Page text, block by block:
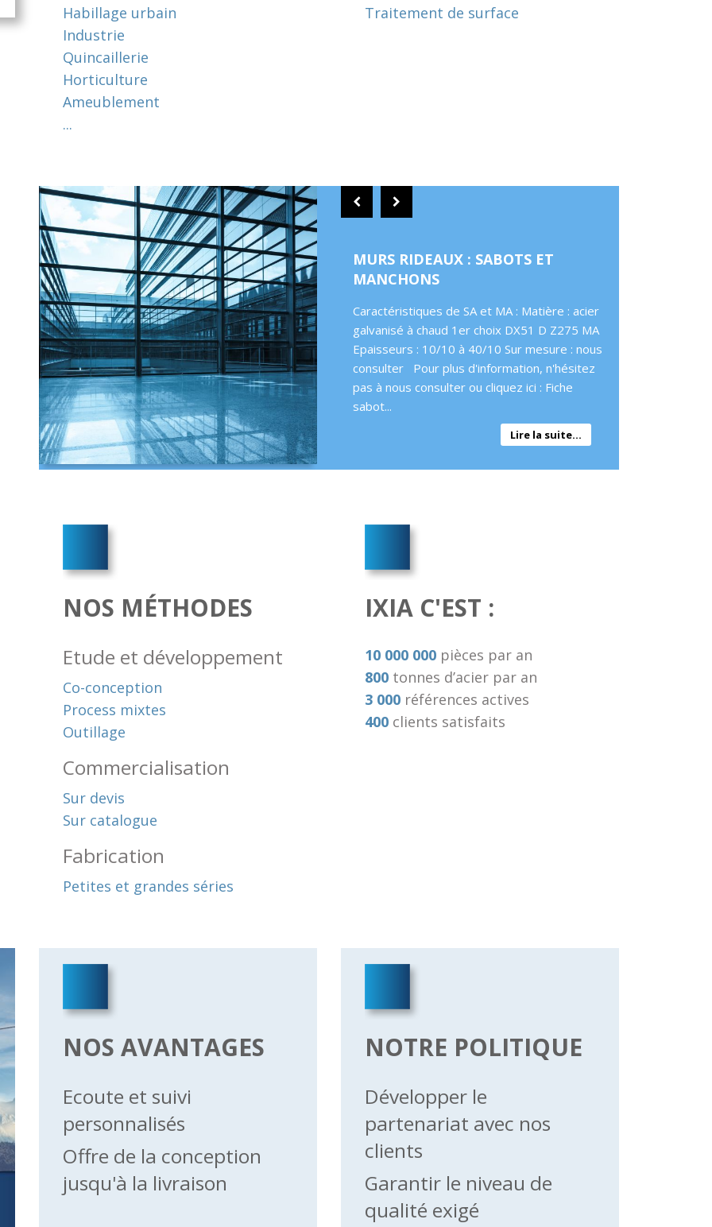
Habillage urbain
Industrie
Quincaillerie
Horticulture
Ameublement
...
Traitement de surface
MURS RIDEAUX : SABOTS ET
MANCHONS
Caractéristiques de SA et MA : Matière : acier
galvanisé à chaud 1er choix DX51 D Z275 MA
Epaisseurs : 10/10 à 40/10 Sur mesure : nous
consulter Pour plus d'information, n'hésitez
pas à nous consulter ou cliquez ici : Fiche
sabot...
Lire la suite...
NOS MÉTHODES
Etude et développement
Co-conception
Process mixtes
Outillage
Commercialisation
Sur devis
Sur catalogue
Fabrication
Petites et grandes séries
IXIA C'EST :
10 000 000 pièces par an
800 tonnes d’acier par an
3 000 références actives
400 clients satisfaits
NOS AVANTAGES
Ecoute et suivi
personnalisés
Offre de la conception
jusqu'à la livraison
NOTRE POLITIQUE
Développer le
partenariat avec nos
clients
Garantir le niveau de
qualité exigé